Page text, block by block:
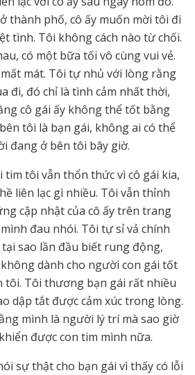
thành phố, cô ấy muốn mời tôi đi
tình. Tôi không cách nào từ chối.
có một bữa tối vô cùng vui vẻ.
mát. Tôi tự nhủ với lòng rằng
đi, đó chỉ là tình cảm nhất thời,
cô gái ấy không thể tốt bằng
tôi là bạn gái, không ai có thể
đang ở bên tôi bây giờ.
tim tôi vẫn thổn thức vì cô gái kia,
liên lạc gì nhiều. Tôi vẫn thỉnh
cập nhật của cô ấy trên trang
đau nhói. Tôi tự sỉ vả chính
sao lần đầu biết rung động,
dành cho người con gái tốt
tôi. Tôi thương bạn gái rất nhiều
dập tắt được cảm xúc trong lòng.
mình là người lý trí mà sao giờ
được con tim mình nữa.
sự thật cho bạn gái vì thấy có lỗi